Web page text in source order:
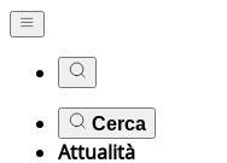
Cerca
Attualità